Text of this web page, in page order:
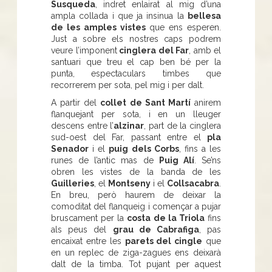
Susqueda, indret enlairat al mig d’una
ampla collada i que ja insinua la bellesa
de les amples vistesque ens esperen.
Just a sobre els nostres caps podrem
veure l’imponentcinglera del Far, amb el
santuari que treu el cap ben bé per la
punta, espectaculars timbes que
recorrerem per sota, pel mig i per dalt.
A partir del collet de Sant Martíanirem
flanquejant per sota, i en un lleuger
descens entre l’alzinar, part de la cinglera
sud-oest del Far, passant entre el pla
Senador i el puig dels Corbs, fins a les
runes de l’antic mas de
Puig Alí. Se’ns
obren les vistes de la banda de les
Guilleries, el Montseny i el Collsacabra.
En breu, però haurem de deixar la
comoditat del flanqueig i començar a pujar
bruscament per la costa de la Triolafins
als peus del grau de Cabrafiga, pas
encaixat entre les parets del cingle que
en un replec de ziga-zagues ens deixarà
dalt de la timba. Tot pujant per aquest